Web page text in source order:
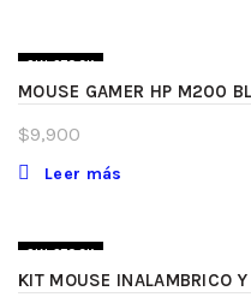
SIN STOCK
MOUSE GAMER HP M200
$9,900
Leer más
SIN STOCK
KIT MOUSE INALAMBRICO